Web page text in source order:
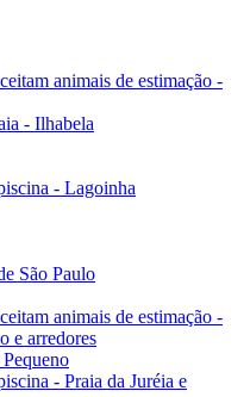
animais de estimação -
- Ilhabela
- Lagoinha
São Paulo
animais de estimação -
e arredores
- Praia da Juréia e